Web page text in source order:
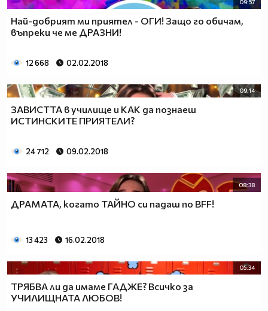
09:57
Най-добрият ми приятел - ОГИ! Защо го обичам,
въпреки че ме ДРАЗНИ!
12 668 02.02.2018
09:14
ЗАВИСТТА в училище и КАК да познаеш
ИСТИНСКИТЕ ПРИЯТЕЛИ?
24 712 09.02.2018
08:38
ДРАМАТА, когато ТАЙНО си падаш по BFF!
13 423 16.02.2018
05:34
ТРЯБВА ли да имаме ГАДЖЕ? Всичко за
УЧИЛИЩНАТА ЛЮБОВ!